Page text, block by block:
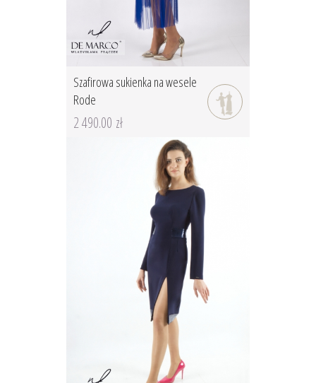
Szafirowa sukienka na wesele
Rode
2 490.00 zł